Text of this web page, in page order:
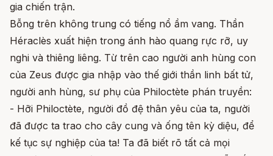
gia chiến trận.
Bỗng trên không trung có tiếng nổ ầm vang. Thần
Héraclès xuất hiện trong ánh hào quang rực rỡ, uy
nghi và thiêng liêng. Từ trên cao người anh hùng con
của Zeus được gia nhập vào thế giới thần linh bất tử,
người anh hùng, sư phụ của Philoctète phán truyền:
- Hỡi Philoctète, người đồ đệ thân yêu của ta, người
đã được ta trao cho cây cung và ống tên kỳ diệu, để
kế tục sự nghiệp của ta! Ta đã biết rõ tất cả mọi